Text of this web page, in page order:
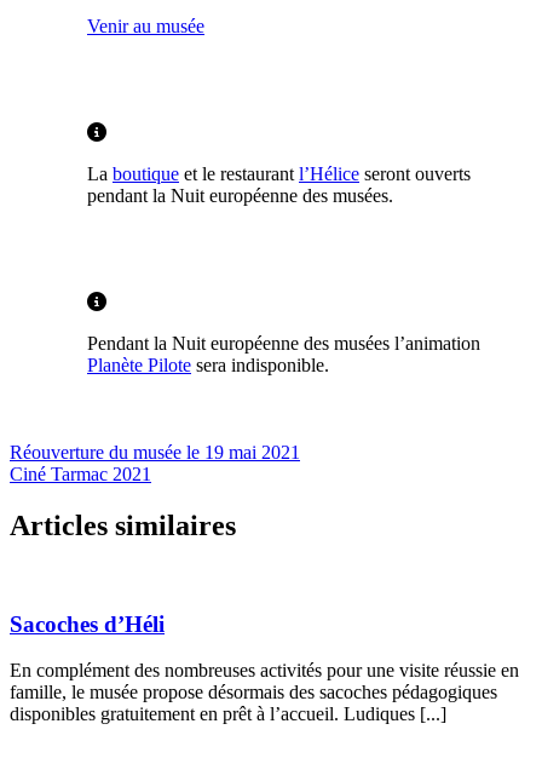
Venir au musée
La boutique et le restaurant l’Hélice seront ouverts
pendant la Nuit européenne des musées.
Pendant la Nuit européenne des musées l’animation
Planète Pilote sera indisponible.
Réouverture du musée le 19 mai 2021
Ciné Tarmac 2021
Articles similaires
Sacoches d’Héli
En complément des nombreuses activités pour une visite réussie en
famille, le musée propose désormais des sacoches pédagogiques
disponibles gratuitement en prêt à l’accueil. Ludiques [...]